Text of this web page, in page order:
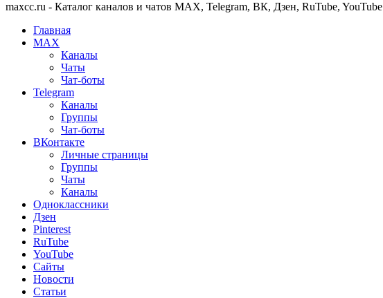
maxcc.ru - Каталог каналов и чатов MAX, Telegram, ВК, Дзен, RuTube, YouTube
Главная
MAX
Каналы
Чаты
Чат-боты
Telegram
Каналы
Группы
Чат-боты
ВКонтакте
Личные страницы
Группы
Чаты
Каналы
Одноклассники
Дзен
Pinterest
RuTube
YouTube
Сайты
Новости
Статьи